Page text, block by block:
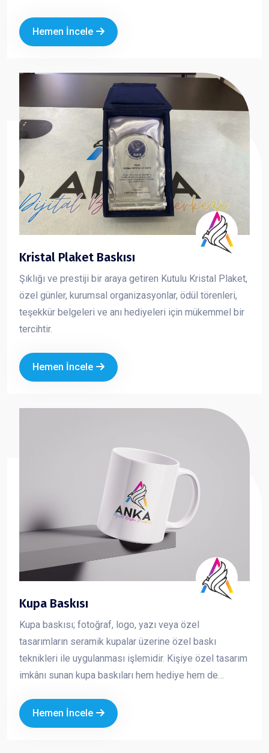
anlamlı teşekkürlerde tercih edilen bu ürünler, değerli
anların kalıcı bir simgesi haline gelir.
Hemen İncele
Kristal Plaket Baskısı
Şıklığı ve prestiji bir araya getiren Kutulu Kristal Plaket,
özel günler, kurumsal organizasyonlar, ödül törenleri,
teşekkür belgeleri ve anı hediyeleri için mükemmel bir
tercihtir.
Hemen İncele
Kupa Baskısı
Kupa baskısı; fotoğraf, logo, yazı veya özel
tasarımların seramik kupalar üzerine özel baskı
teknikleri ile uygulanması işlemidir. Kişiye özel tasarım
imkânı sunan kupa baskıları hem hediye hem de
biridirHemen İncele